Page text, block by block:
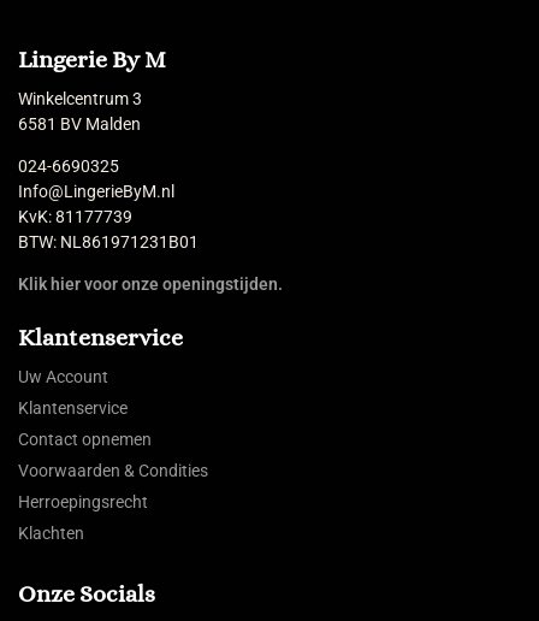
Lingerie By M
Winkelcentrum 3
6581 BV Malden
024-6690325
Info@LingerieByM.nl
KvK: 81177739
BTW: NL861971231B01
Klik hier voor onze openingstijden.
Klantenservice
Uw Account
Klantenservice
Contact opnemen
Voorwaarden & Condities
Herroepingsrecht
Klachten
Onze Socials